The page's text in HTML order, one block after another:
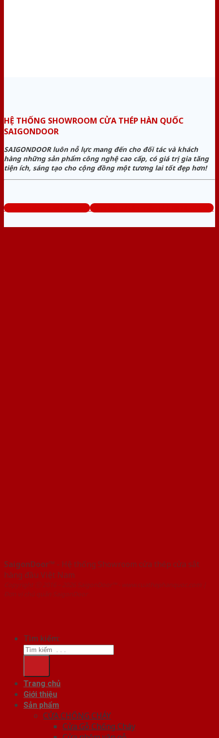
HỆ THỐNG SHOWROOM CỬA THÉP HÀN QUỐC
SAIGONDOOR
SAIGONDOOR luôn nỗ lực mang đến cho đối tác và khách
hàng những sản phẩm công nghệ cao cấp, có giá trị gia tăng
tiện ích, sáng tạo cho cộng đồng một tương lai tốt đẹp hơn!
www.muabancuathep.com Tổng đài tư vấn miễn phí: 0824.400.400
SaigonDoor™ - Hệ thống Showroom cửa thép cửa sắt
hàng đầu Việt Nam
Copyright ⓒ 2016 – 2026 SaigonDoor™ - www.cuathephanquoc.com |
Đơn vị chủ quản SaigonDoor
Tìm kiếm:
Trang chủ
Giới thiệu
Sản phẩm
CỬA CHỐNG CHÁY
Cửa Gỗ Chống Cháy